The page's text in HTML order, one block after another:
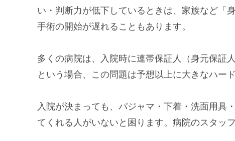
い・判断力が低下しているときは、家族など「
手術の開始が遅れることもあります。
多くの病院は、入院時に連帯保証人（身元保証
という場合、この問題は予想以上に大きなハー
入院が決まっても、パジャマ・下着・洗面用
てくれる人がいないと困ります。病院のスタッ